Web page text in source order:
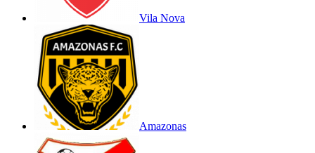
Vila Nova
Amazonas